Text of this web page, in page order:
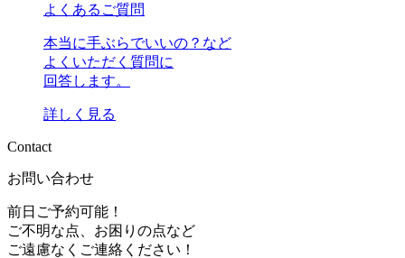
よくあるご質問
本当に手ぶらでいいの？など
よくいただく質問に
回答します。
詳しく見る
Contact
お問い合わせ
前日ご予約可能！
ご不明な点、お困りの点など
ご遠慮なくご連絡ください！